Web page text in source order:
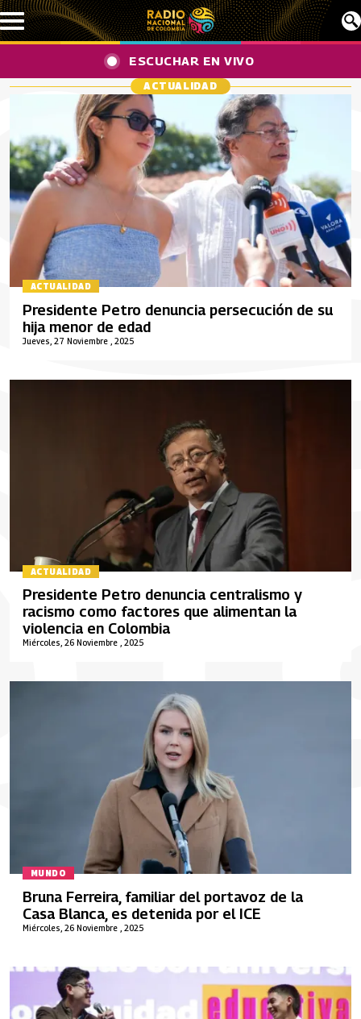
Pasar al contenido principal
ESCUCHAR EN VIVO
ACTUALIDAD
ACTUALIDAD
Jueves, 27 Noviembre , 2025
Presidente Petro denuncia persecución de su
hija menor de edad
ACTUALIDAD
Miércoles, 26 Noviembre , 2025
Presidente Petro denuncia centralismo y
racismo como factores que alimentan la
violencia en Colombia
MUNDO
Miércoles, 26 Noviembre , 2025
Bruna Ferreira, familiar del portavoz de la
Casa Blanca, es detenida por el ICE